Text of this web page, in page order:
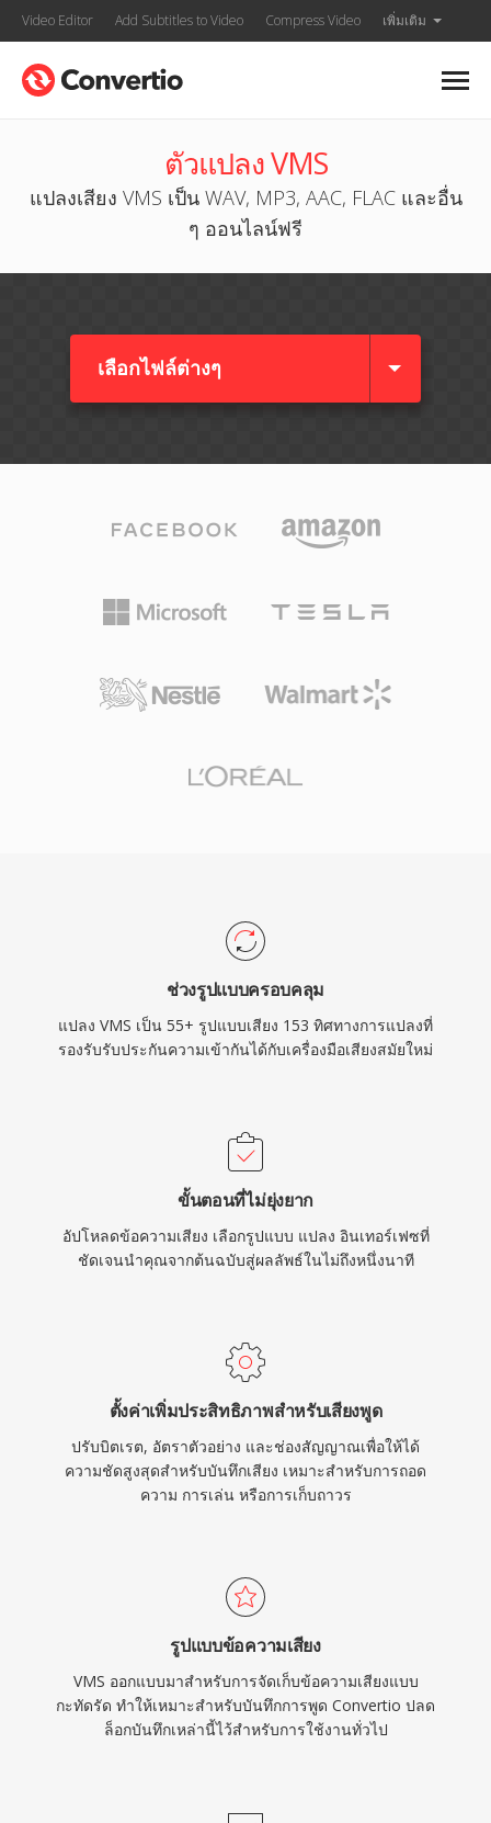
Video Editor Add Subtitles to Video Compress Video เพิ่มเติม
ตัวแปลง VMS
แปลงเสียง VMS เป็น WAV, MP3, AAC, FLAC และอื่น
ๆ ออนไลน์ฟรี
เลือกไฟล์ต่างๆ​
ช่วงรูปแบบครอบคลุม
แปลง VMS เป็น 55+ รูปแบบเสียง 153 ทิศทางการแปลงที่
รองรับรับประกันความเข้ากันได้กับเครื่องมือเสียงสมัยใหม่
ขั้นตอนที่ไม่ยุ่งยาก
อัปโหลดข้อความเสียง เลือกรูปแบบ แปลง อินเทอร์เฟซที่
ชัดเจนนำคุณจากต้นฉบับสู่ผลลัพธ์ในไม่ถึงหนึ่งนาที
ตั้งค่าเพิ่มประสิทธิภาพสำหรับเสียงพูด
ปรับบิตเรต, อัตราตัวอย่าง และช่องสัญญาณเพื่อให้ได้
ความชัดสูงสุดสำหรับบันทึกเสียง เหมาะสำหรับการถอด
ความ การเล่น หรือการเก็บถาวร
รูปแบบข้อความเสียง
VMS ออกแบบมาสำหรับการจัดเก็บข้อความเสียงแบบ
กะทัดรัด ทำให้เหมาะสำหรับบันทึกการพูด Convertio ปลด
ล็อกบันทึกเหล่านี้ไว้สำหรับการใช้งานทั่วไป